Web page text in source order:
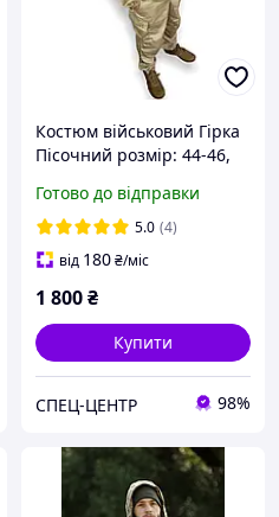
Костюм військовий Гірка
Пісочний розмір: 44-46,
Готово до відправки
5.0 (4)
від 180₴/міс
1 800₴
Купити
СПЕЦ-ЦЕНТР 98%